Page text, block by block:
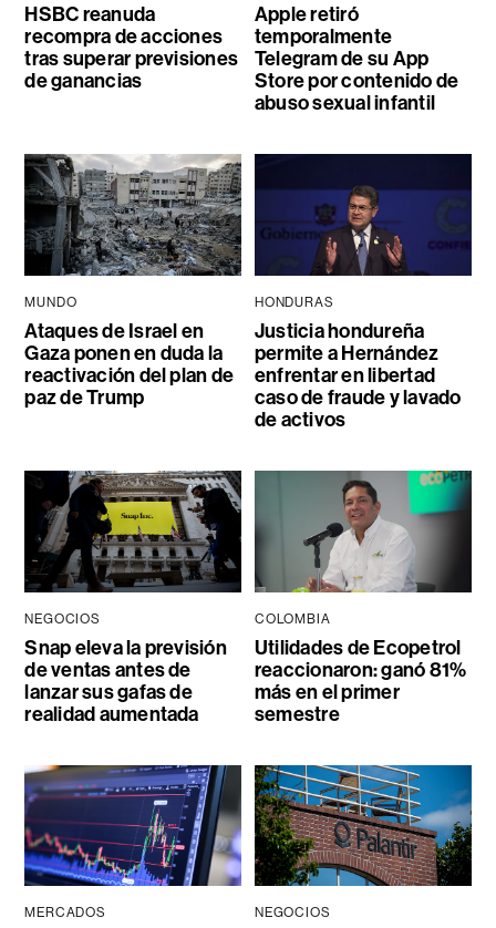
HSBC reanuda
recompra de acciones
tras superar previsiones
de ganancias
Apple retiró
temporalmente
Telegram de su App
Store por contenido de
abuso sexual infantil
MUNDO
Ataques de Israel en
Gaza ponen en duda la
reactivación del plan de
paz de Trump
HONDURAS
Justicia hondureña
permite a Hernández
enfrentar en libertad
caso de fraude y lavado
de activos
NEGOCIOS
Snap eleva la previsión
de ventas antes de
lanzar sus gafas de
realidad aumentada
COLOMBIA
Utilidades de Ecopetrol
reaccionaron: ganó 81%
más en el primer
semestre
MERCADOS NEGOCIOS